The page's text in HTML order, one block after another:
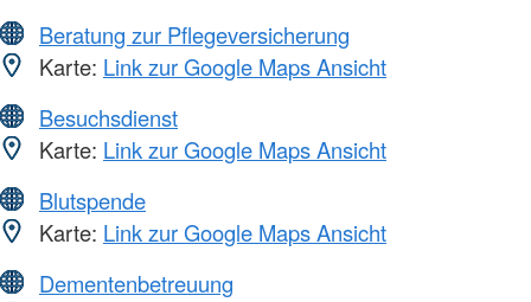
Beratung zur Pflegeversicherung
Karte: Link zur Google Maps Ansicht
Besuchsdienst
Karte: Link zur Google Maps Ansicht
Blutspende
Karte: Link zur Google Maps Ansicht
Dementenbetreuung